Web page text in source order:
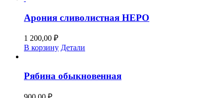
Арония сливолистная НЕРО
1 200,00 ₽
В корзину Детали
Рябина обыкновенная